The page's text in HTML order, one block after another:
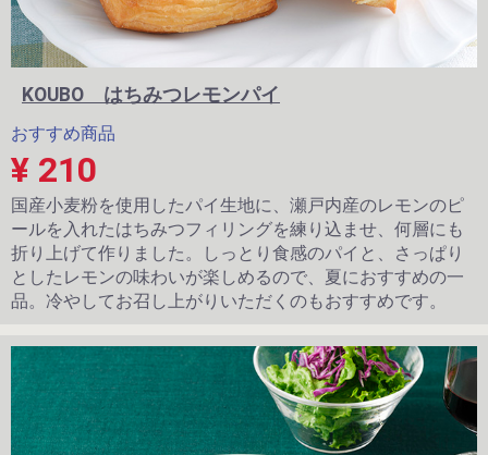
KOUBO はちみつレモンパイ
おすすめ商品
¥ 210
国産小麦粉を使用したパイ生地に、瀬戸内産のレモンのピ
ールを入れたはちみつフィリングを練り込ませ、何層にも
折り上げて作りました。しっとり食感のパイと、さっぱり
としたレモンの味わいが楽しめるので、夏におすすめの一
品。冷やしてお召し上がりいただくのもおすすめです。